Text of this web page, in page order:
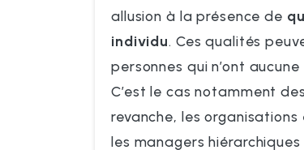
allusion à la présence de
individu. Ces qualités
personnes qui n’ont
C’est le cas notamment
revanche, les
les managers